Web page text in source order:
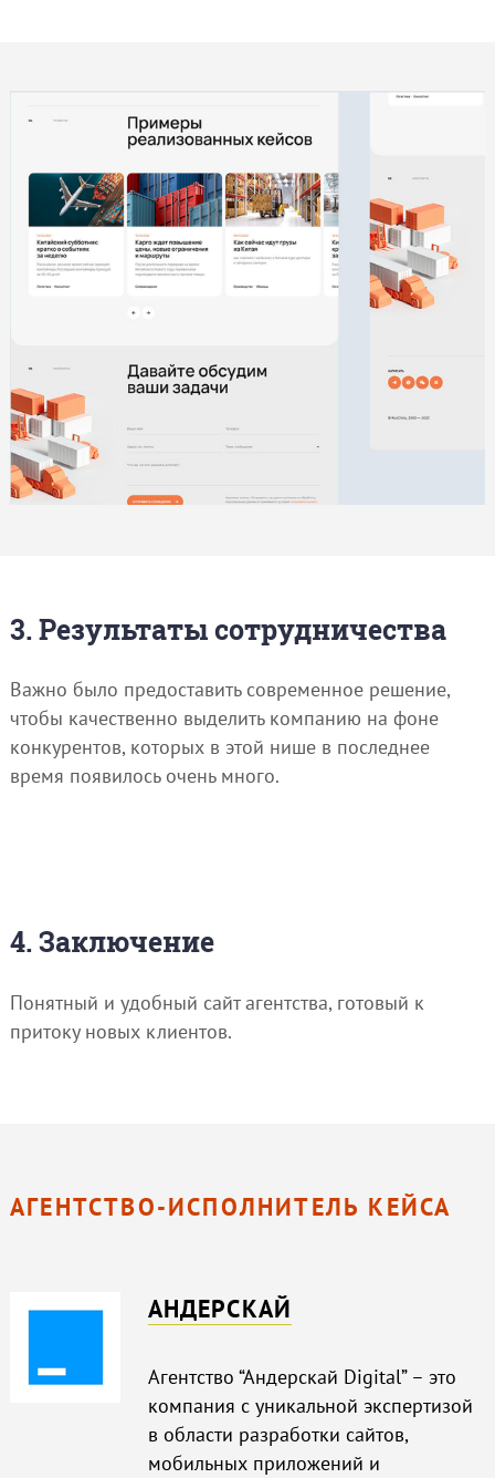
3. Результаты сотрудничества
Важно было предоставить современное решение,
чтобы качественно выделить компанию на фоне
конкурентов, которых в этой нише в последнее
время появилось очень много.
4. Заключение
Понятный и удобный сайт агентства, готовый к
притоку новых клиентов.
АГЕНТСТВО-ИСПОЛНИТЕЛЬ КЕЙСА
АНДЕРСКАЙ
Агентство “Андерскай Digital” – это
компания с уникальной экспертизой
в области разработки сайтов,
мобильных приложений и